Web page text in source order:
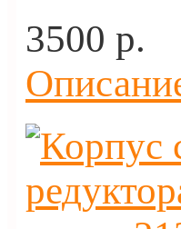
3500 p.